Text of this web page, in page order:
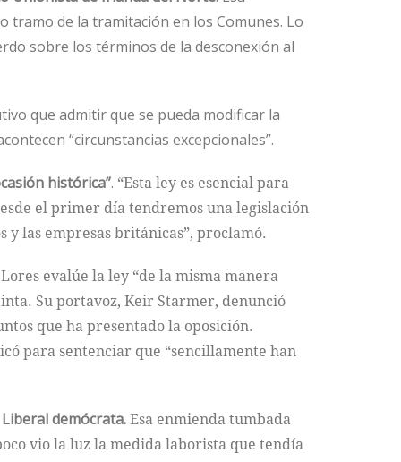
tramo de la tramitación en los Comunes. Lo
sobre los términos de la desconexión al
que admitir que se pueda modificar la
“circunstancias excepcionales”.
histórica”. “Esta ley es esencial para
el primer día tendremos una legislación
y las empresas británicas”, proclamó.
evalúe la ley “de la misma manera
Su portavoz, Keir Starmer, denunció
que ha presentado la oposición.
para sentenciar que “sencillamente han
demócrata.Esa enmienda tumbada
vio la luz la medida laborista que tendía